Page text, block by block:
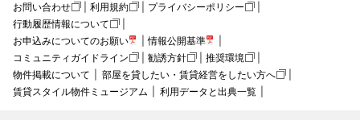
お問い合わせ 利用規約
プライバシーポリシー
行動履歴情報について
お申込みについてのお願い
情報公開基準
コミュニティガイドライン
勧誘方針
推奨環境
物件掲載について
部屋を貸したい・賃貸経営をしたい方へ
賃貸スタイル物件ミュージアム
利用データと出典一覧